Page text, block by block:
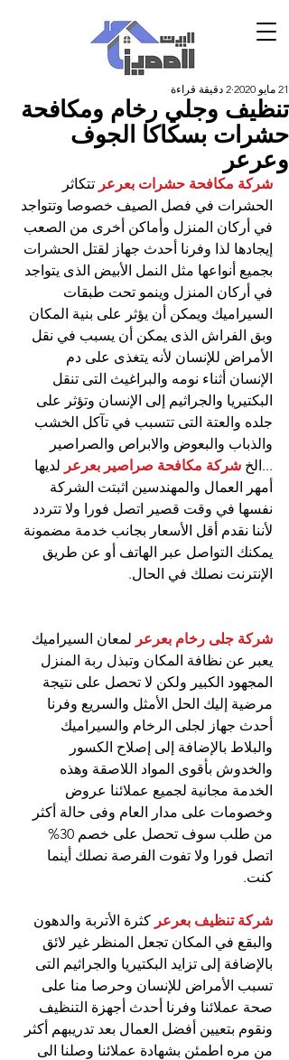
تنظيف وجلي رخام ومكافحة
حشرات بسكاكا الجوف
وعرعر
21 مايو 2020 2 دقيقة قراءة
شركة مكافحة حشرات بعرعر تتكاثر
الحشرات في فصل الصيف خصوصا وتتواجد
في أركان المنزل وأماكن أخرى من الصعب
إيجادها لذا وفرنا أحدث جهاز لقتل الحشرات
بجميع أنواعها مثل النمل الأبيض الذى يتواجد
في أركان المنزل وينمو تحت طبقات
السيراميك ويمكن أن يؤثر على بنية المكان
وبق الفراش الذى يمكن أن يسبب في نقل
الأمراض للإنسان لأنه يتغذى على دم
الإنسان أثناء نومه والبراغيث التى تنقل
البكتيريا والجراثيم إلى الإنسان وتؤثر على
جلده والعتة التى تتسبب في تآكل الخشب
والذباب والبعوض والابراص والصراصير
...الخ شركة مكافحة صراصير بعرعر لديها
أمهر العمال والمهندسين اثبتت الشركة
نفسها في وقت قصير اتصل فورا ولا تتردد
لأننا نقدم أقل الأسعار بجانب خدمة مضمونة
يمكنك التواصل عبر الهاتف أو عن طريق
الإنترنت نصلك في الحال.
شركة جلى رخام بعرعر لمعان السيراميك
يعبر عن نظافة المكان وتبذل ربة المنزل
المجهود الكبير ولكن لا تحصل على نتيجة
مرضية إليك الحل الأمثل والسريع وفرنا
أحدث جهاز لجلى الرخام والسيراميك
والبلاط بالإضافة إلى إصلاح الكسور
والخدوش بأقوى المواد اللاصقة وهذه
الخدمة مجانية لجميع عملائنا عروض
وخصومات على مدار العام وفى حالة أكثر
من طلب سوف تحصل على خصم 30%
اتصل فورا ولا تفوت الفرصة نصلك أينما
كنت.
شركة تنظيف بعرعر كثرة الأتربة والدهون
والبقع في المكان تجعل المنظر غير لائق
بالإضافة إلى تزايد البكتيريا والجراثيم التى
تسبب الأمراض للإنسان وحرصا منا على
صحة عملائنا وفرنا أحدث أجهزة التنظيف
ونقوم بتعيين أفضل العمال بعد تدريبهم أكثر
من مره اطمئن بشهادة عملائنا وصلنا الى